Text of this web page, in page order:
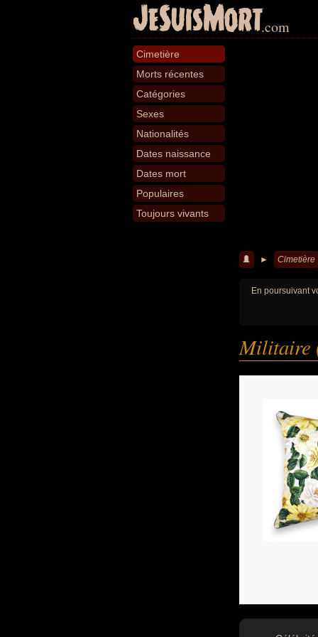
JeSuisMort.com
Cimetière
Morts récentes
Catégories
Sexes
Nationalités
Dates naissance
Dates mort
Populaires
Toujours vivants
► Cimetière
En poursuivant
Militaire